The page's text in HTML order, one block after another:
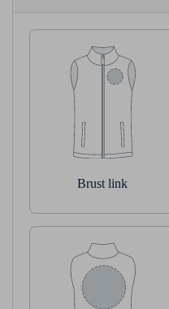
Brust link